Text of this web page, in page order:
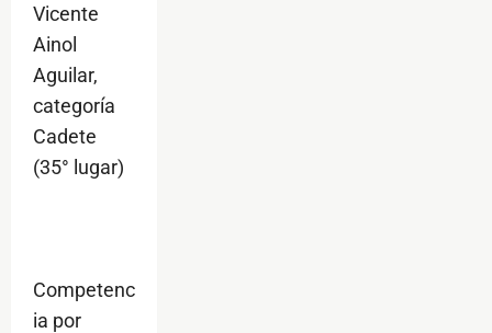
Vicente
Ainol
Aguilar,
categoría
Cadete
(35° lugar)
Competenc
ia por